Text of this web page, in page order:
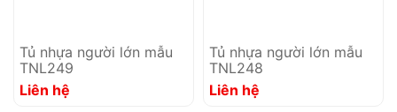
Tủ nhựa người lớn mẫu
TNL249
Liên hệ
Tủ nhựa người lớn mẫu
TNL248
Liên hệ